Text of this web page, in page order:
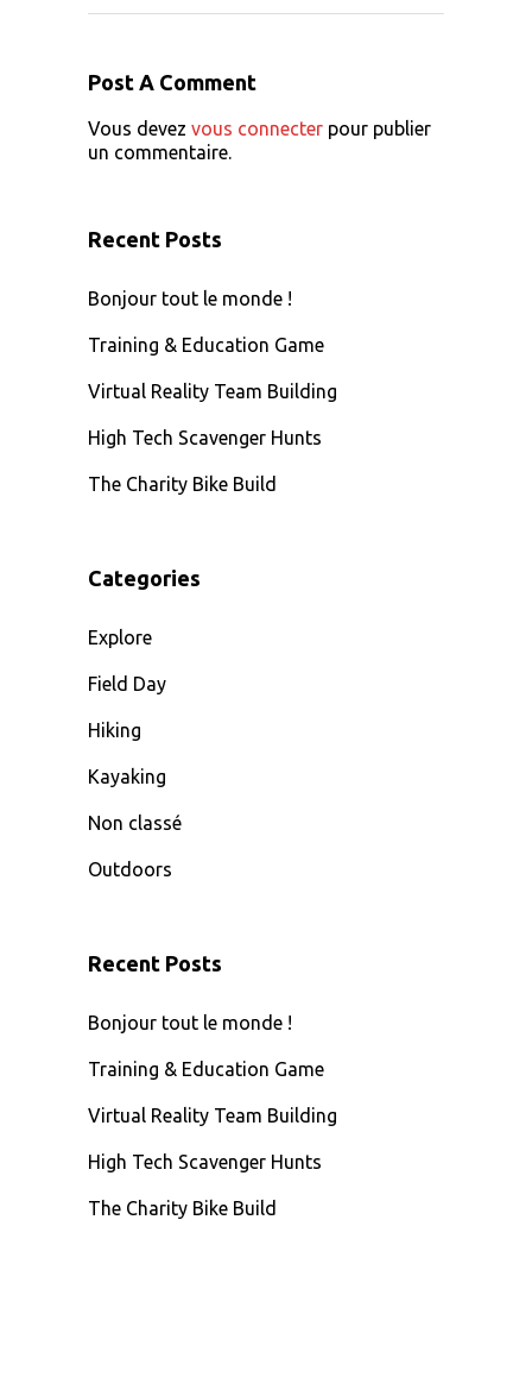
Post A Comment
Vous devez vous connecter pour publier
un commentaire.
Recent Posts
Bonjour tout le monde !
Training & Education Game
Virtual Reality Team Building
High Tech Scavenger Hunts
The Charity Bike Build
Categories
Explore
Field Day
Hiking
Kayaking
Non classé
Outdoors
Recent Posts
Bonjour tout le monde !
Training & Education Game
Virtual Reality Team Building
High Tech Scavenger Hunts
The Charity Bike Build